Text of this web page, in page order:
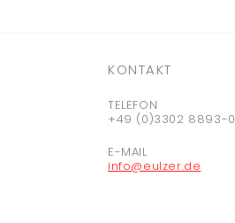
KONTAKT
TELEFON
+49 (0)3302 8893-0
E-MAIL
info@eulzer.de